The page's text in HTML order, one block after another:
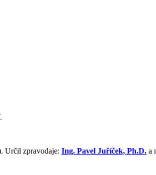
Určil zpravodaje: Ing. Pavel Juříček, Ph.D. a